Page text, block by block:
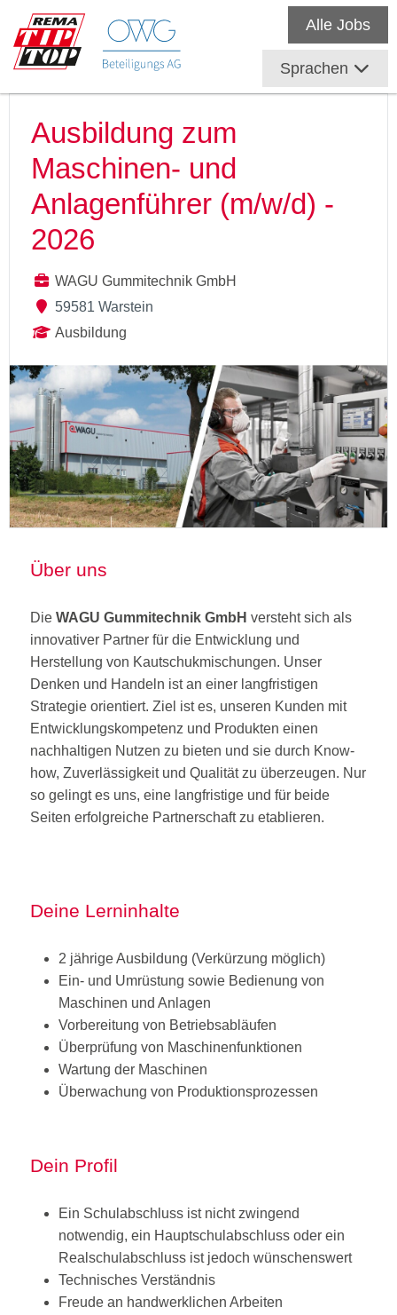
Alle Jobs
Sprachen
Ausbildung zum
Maschinen- und
Anlagenführer (m/w/d) -
2026
WAGU Gummitechnik GmbH
59581 Warstein
Ausbildung
Über uns
Die WAGU Gummitechnik GmbH versteht sich als
innovativer Partner für die Entwicklung und
Herstellung von Kautschukmischungen. Unser
Denken und Handeln ist an einer langfristigen
Strategie orientiert. Ziel ist es, unseren Kunden mit
Entwicklungskompetenz und Produkten einen
nachhaltigen Nutzen zu bieten und sie durch Know-
how, Zuverlässigkeit und Qualität zu überzeugen. Nur
so gelingt es uns, eine langfristige und für beide
Seiten erfolgreiche Partnerschaft zu etablieren.
Deine Lerninhalte
2 jährige Ausbildung (Verkürzung möglich)
Ein- und Umrüstung sowie Bedienung von
Maschinen und Anlagen
Vorbereitung von Betriebsabläufen
Überprüfung von Maschinenfunktionen
Wartung der Maschinen
Überwachung von Produktionsprozessen
Dein Profil
Ein Schulabschluss ist nicht zwingend
notwendig, ein Hauptschulabschluss oder ein
Realschulabschluss ist jedoch wünschenswert
Technisches Verständnis
Freude an handwerklichen Arbeiten